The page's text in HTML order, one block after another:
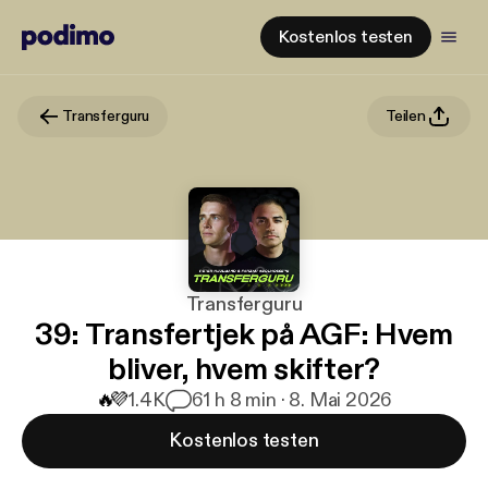
Kostenlos testen
Transferguru Teilen
Transferguru
39: Transfertjek på AGF: Hvem
bliver, hvem skifter?
🔥💜1.4K 61 h 8 min · 8. Mai 2026
Kostenlos testen